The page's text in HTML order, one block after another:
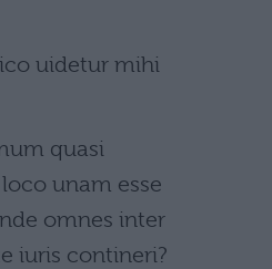
uidetur mihi
quasi
unam esse
omnes inter
iuris contineri?